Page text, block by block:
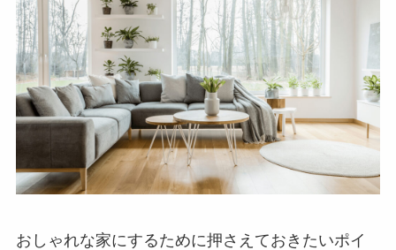
おしゃれな家にするために押さえておきたいポイ